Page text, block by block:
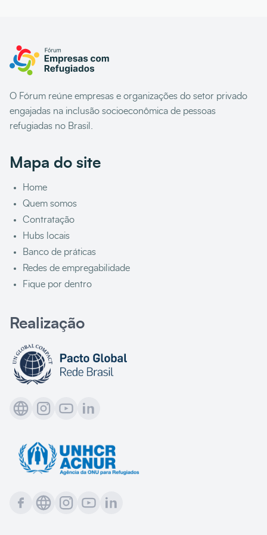
O Fórum reúne empresas e organizações do setor privado
engajadas na inclusão socioeconômica de pessoas
refugiadas no Brasil.
Mapa do site
Home
Quem somos
Contratação
Hubs locais
Banco de práticas
Redes de empregabilidade
Fique por dentro
Realização